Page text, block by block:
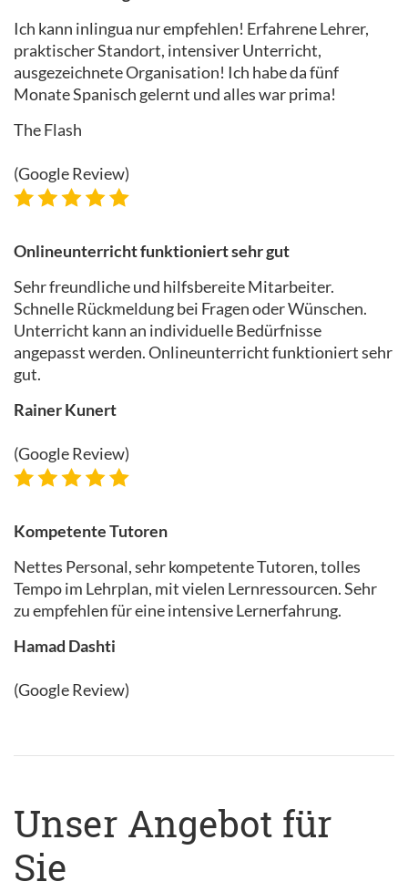
Ich kann inlingua nur empfehlen! Erfahrene Lehrer,
praktischer Standort, intensiver Unterricht,
ausgezeichnete Organisation! Ich habe da fünf
Monate Spanisch gelernt und alles war prima!
The Flash
(Google Review)
Onlineunterricht funktioniert sehr gut
Sehr freundliche und hilfsbereite Mitarbeiter.
Schnelle Rückmeldung bei Fragen oder Wünschen.
Unterricht kann an individuelle Bedürfnisse
angepasst werden. Onlineunterricht funktioniert sehr
gut.
Rainer Kunert
(Google Review)
Kompetente Tutoren
Nettes Personal, sehr kompetente Tutoren, tolles
Tempo im Lehrplan, mit vielen Lernressourcen. Sehr
zu empfehlen für eine intensive Lernerfahrung.
Hamad Dashti
(Google Review)
Unser Angebot für
Sie